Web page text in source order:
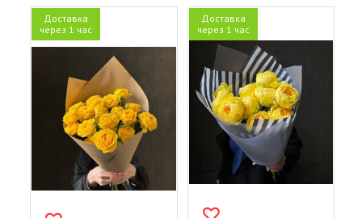
Доставка
через 1 час
Доставка
через 1 час